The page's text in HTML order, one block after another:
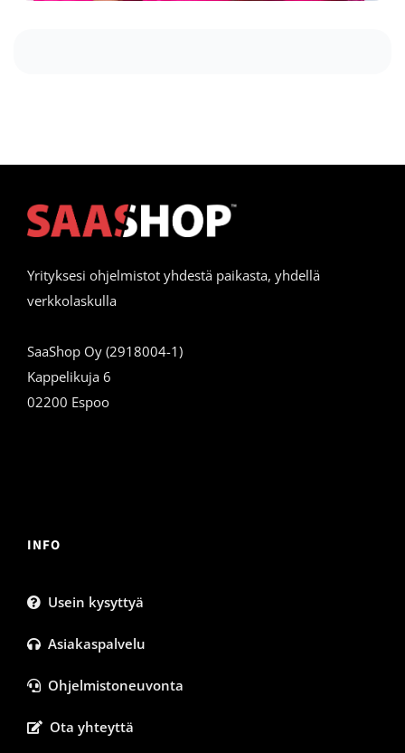
Yrityksesi ohjelmistot yhdestä paikasta, yhdellä
verkkolaskulla
SaaShop Oy (2918004-1)
Kappelikuja 6
02200 Espoo
INFO
Usein kysyttyä
Asiakaspalvelu
Ohjelmistoneuvonta
Ota yhteyttä